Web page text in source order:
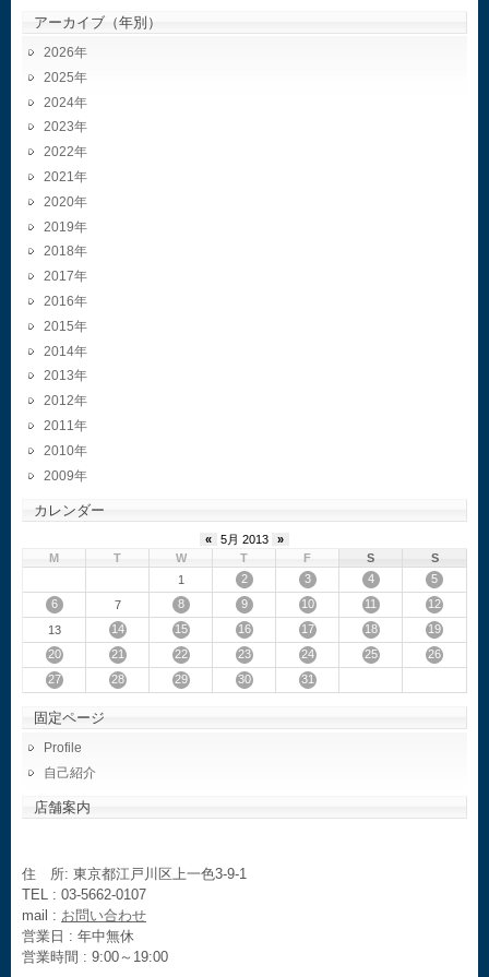
アーカイブ（年別）
2026
2025
2024
2023
2022
2021
2020
2019
2018
2017
2016
2015
2014
2013
2012
2011
2010
2009
カレンダー
« 5月 2013
»
M
T W T F S
S
1
2 3 4
5
6
7 8 9 10 11
12
13
14 15 16 17 18
19
20
21 22 23 24 25
26
27
28 29 30 31
固定ページ
Profile
自己紹介
店舗案内
住 所: 東京都江戸川区上一色3-9-1
TEL : 03-5662-0107
mail : お問い合わせ
営業日 : 年中無休
営業時間 : 9:00～19:00